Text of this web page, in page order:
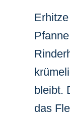
bleibt.
das